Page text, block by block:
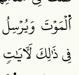
اَ۬لۡمَوۡتَ
فِي ذَٰلِكَ